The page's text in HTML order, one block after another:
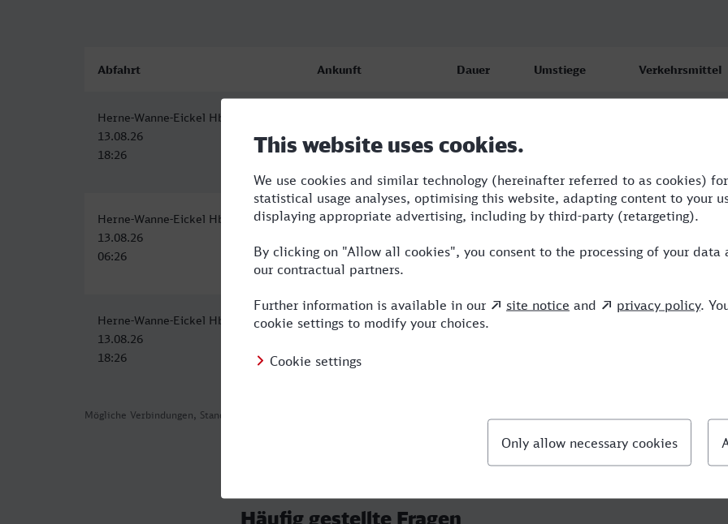
Mögliche Verbindungen, Stand: 2026-07-30 03:27
Abfahrt Ankunft Dauer Umstiege Verkehrsmittel
Herne-Wanne-Eickel Hbf
13.08.26
18:26
13.08.26
21:18
Herne-Wanne-Eickel Hbf
13.08.26
06:26
Darmstadt Hbf
09:25
2:59 2 RB,ERB,ICE
Herne-Wanne-Eickel Hbf
13.08.26
18:26
Darmstadt Hbf
21:18
2:52
Häufig gestellte Fragen